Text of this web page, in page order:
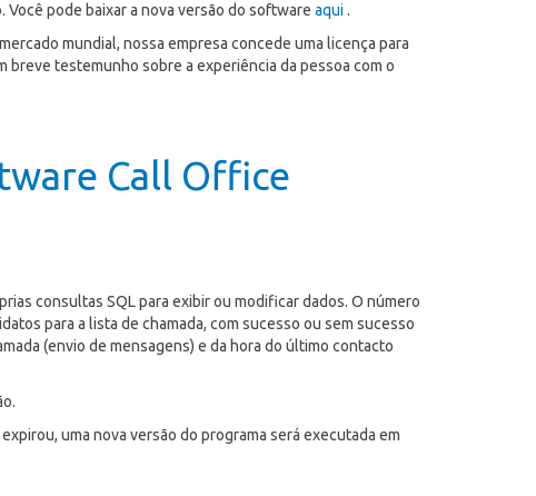
pode baixar a nova versão do software aqui.
mundial, nossa empresa concede uma licença para
breve testemunho sobre a experiência da pessoa com o
Call Office
consultas SQL para exibir ou modificar dados. O número
para a lista de chamada, com sucesso ou sem sucesso
(envio de mensagens) e da hora do último contacto
uma nova versão do programa será executada em